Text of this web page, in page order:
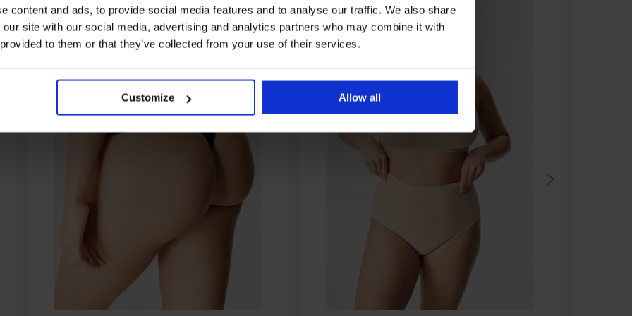
content and ads, to provide social media features and to analyse our traffic. We also share
site with our social media, advertising and analytics partners who may combine it with
to them or that they’ve collected from your use of their services.
Customize Allow all